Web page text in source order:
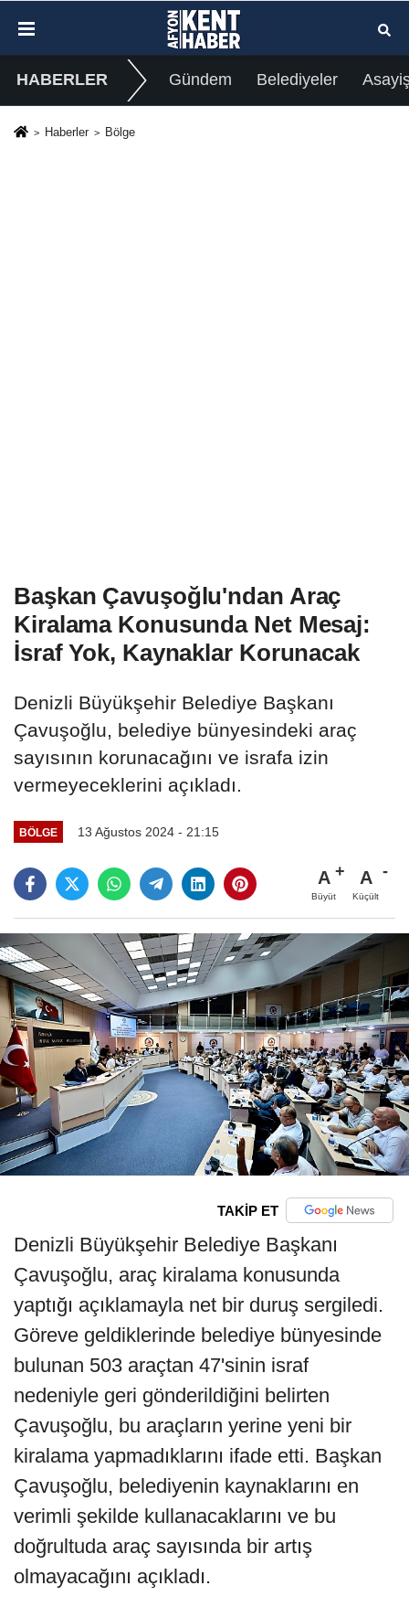
HABERLER Gündem Belediyeler
Haberler Bölge
Başkan Çavuşoğlu'ndan Araç
Kiralama Konusunda Net Mesaj:
İsraf Yok, Kaynaklar Korunacak
Denizli Büyükşehir Belediye Başkanı
Çavuşoğlu, belediye bünyesindeki araç
sayısının korunacağını ve israfa izin
vermeyeceklerini açıkladı.
BÖLGE 13 Ağustos 2024 - 21:15
A
Büyüt
A
Küçült
TAKİP ET
Denizli Büyükşehir Belediye Başkanı
Çavuşoğlu, araç kiralama konusunda
yaptığı açıklamayla net bir duruş sergiledi.
Göreve geldiklerinde belediye bünyesinde
bulunan 503 araçtan 47'sinin israf
nedeniyle geri gönderildiğini belirten
Çavuşoğlu, bu araçların yerine yeni bir
kiralama yapmadıklarını ifade etti. Başkan
Çavuşoğlu, belediyenin kaynaklarını en
verimli şekilde kullanacaklarını ve bu
doğrultuda araç sayısında bir artış
olmayacağını açıkladı.